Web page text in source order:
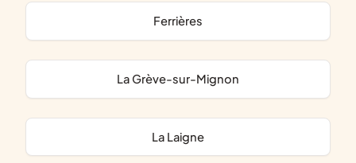
Ferrières
La Grève-sur-Mignon
La Laigne